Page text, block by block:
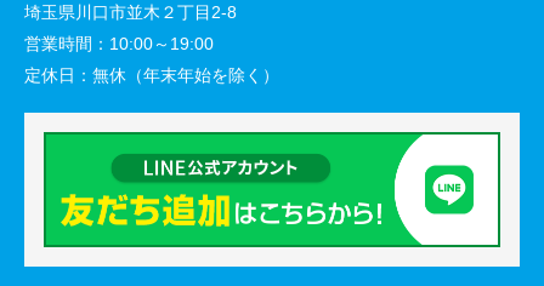
埼玉県川口市並木２丁目2-8
営業時間： 10:00～19:00
定休日： 無休（年末年始を除く）